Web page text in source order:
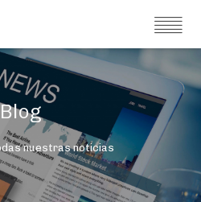
Blog
nuestras noticias